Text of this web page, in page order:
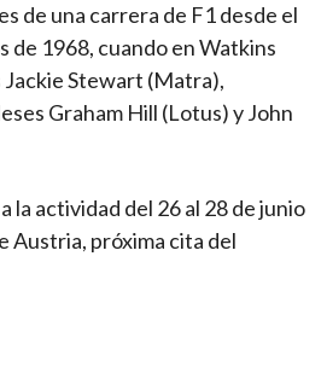
de una carrera de F1 desde el
de 1968, cuando en Watkins
Jackie Stewart (Matra),
Graham Hill (Lotus) y John
la actividad del 26 al 28 de junio
Austria, próxima cita del